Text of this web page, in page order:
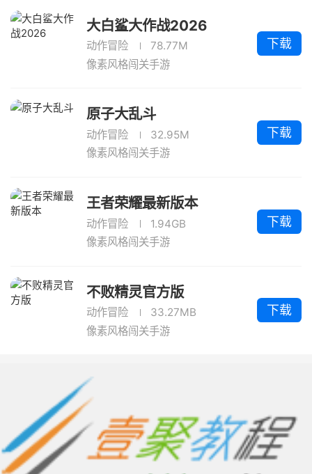
大白鲨大作战2026
动作冒险
78.77M
像素风格闯关手游
下载
原子大乱斗
动作冒险
32.95M
像素风格闯关手游
下载
王者荣耀最新版本
动作冒险
1.94GB
像素风格闯关手游
下载
不败精灵官方版
动作冒险
33.27MB
像素风格闯关手游
下载